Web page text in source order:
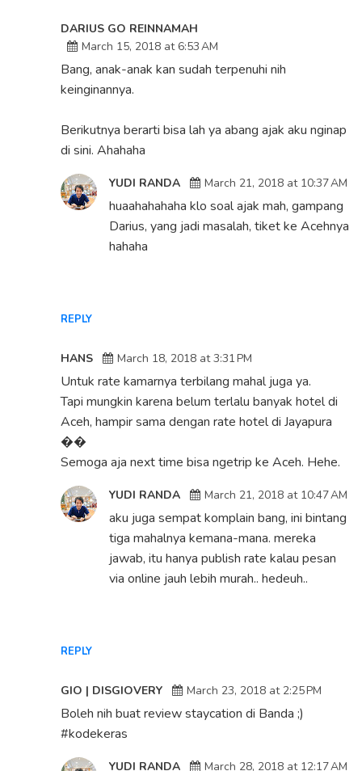
DARIUS GO REINNAMAH
March 15, 2018 at 6:53 AM
Bang, anak-anak kan sudah terpenuhi nih
keinginannya.
Berikutnya berarti bisa lah ya abang ajak aku nginap
di sini. Ahahaha
REPLY
YUDI RANDA March 21, 2018 at 10:37 AM
huaahahahaha klo soal ajak mah, gampang
Darius, yang jadi masalah, tiket ke Acehnya
hahaha
HANS March 18, 2018 at 3:31 PM
Untuk rate kamarnya terbilang mahal juga ya.
Tapi mungkin karena belum terlalu banyak hotel di
Aceh, hampir sama dengan rate hotel di Jayapura
��
Semoga aja next time bisa ngetrip ke Aceh. Hehe.
REPLY
YUDI RANDA March 21, 2018 at 10:47 AM
aku juga sempat komplain bang, ini bintang
tiga mahalnya kemana-mana. mereka
jawab, itu hanya publish rate kalau pesan
via online jauh lebih murah.. hedeuh..
GIO | DISGIOVERY March 23, 2018 at 2:25 PM
Boleh nih buat review staycation di Banda ;)
#kodekeras
YUDI RANDA March 28, 2018 at 12:17 AM